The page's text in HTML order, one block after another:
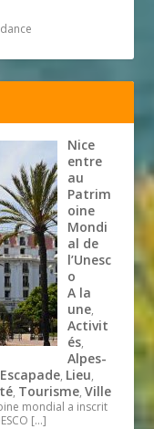
Nice
entre
au
Patrim
oine
Mondi
al de
l’Unesc
o
A la
une,
Activit
és,
Alpes-
Escapade, Lieu,
, Tourisme,Ville
mondial a inscrit
[…]